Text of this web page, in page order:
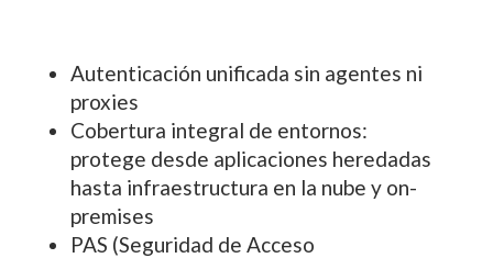
Autenticación unificada sin agentes ni
proxies
Cobertura integral de entornos:
protege desde aplicaciones heredadas
hasta infraestructura en la nube y on-
premises
PAS (Seguridad de Acceso